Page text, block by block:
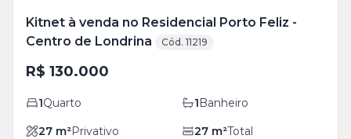
Kitnet à venda no Residencial Porto Feliz -
Centro de Londrina
Cód. 11219
R$ 130.000
1Quarto 1Banheiro
27 m²Privativo 27 m²Total